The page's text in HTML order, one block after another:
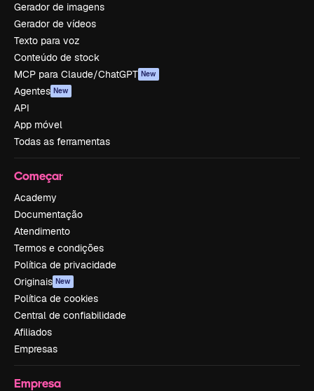
Gerador de imagens
Gerador de vídeos
Texto para voz
Conteúdo de stock
MCP para Claude/ChatGPT New
Agentes New
API
App móvel
Todas as ferramentas
Começar
Academy
Documentação
Atendimento
Termos e condições
Política de privacidade
Originais New
Política de cookies
Central de confiabilidade
Afiliados
Empresas
Empresa